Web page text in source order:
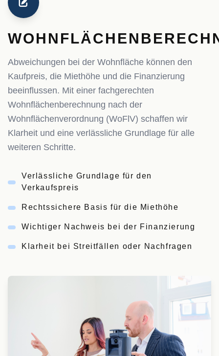
Abweichungen bei der Wohnfläche können den
Kaufpreis, die Miethöhe und die Finanzierung
beeinflussen. Mit einer fachgerechten
Wohnflächenberechnung nach der
Wohnflächenverordnung (WoFlV) schaffen wir
Klarheit und eine verlässliche Grundlage für alle
weiteren Schritte.
Verlässliche Grundlage für den
Verkaufspreis
Rechtssichere Basis für die Miethöhe
Wichtiger Nachweis bei der Finanzierung
Klarheit bei Streitfällen oder Nachfragen